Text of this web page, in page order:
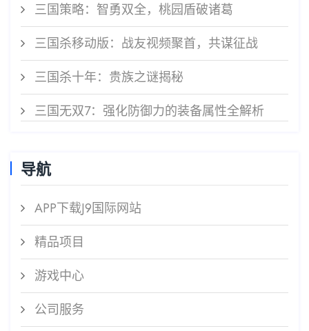
三国策略：智勇双全，桃园盾破诸葛
三国杀移动版：战友视频聚首，共谋征战
三国杀十年：贵族之谜揭秘
三国无双7：强化防御力的装备属性全解析
导航
APP下载J9国际网站
精品项目
游戏中心
公司服务